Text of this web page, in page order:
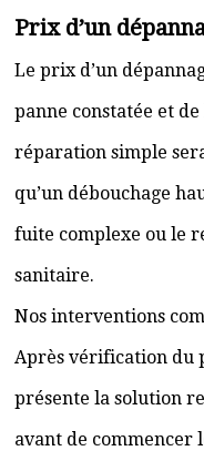
Prix d’un
Le prix d’un
panne constatée et
réparation simple
qu’un débouchage
fuite complexe ou le
sanitaire.
Nos interventions
Après vérification du
présente la solution
avant de commencer